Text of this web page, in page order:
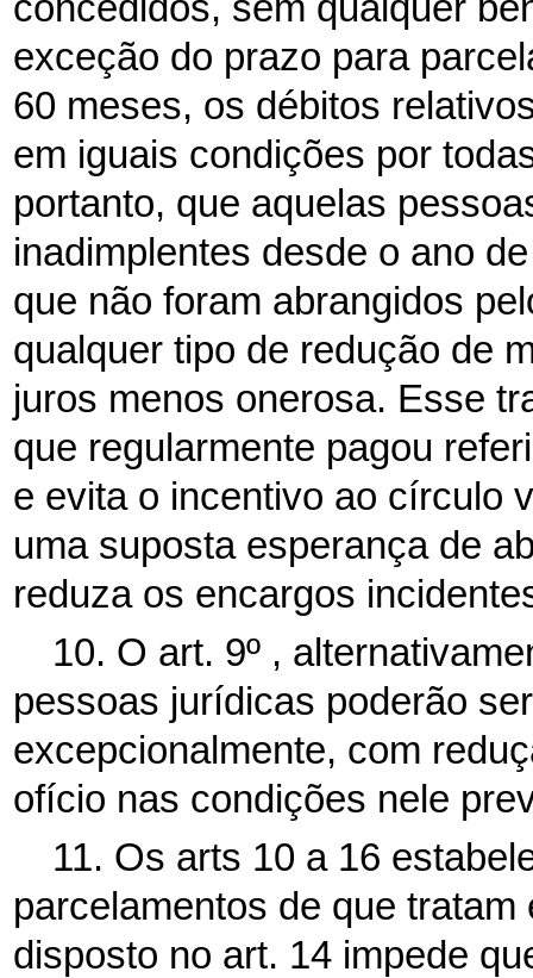
exceção do prazo para
60 meses, os débitos
em iguais condições por
portanto, que aquelas
inadimplentes desde o ano
que não foram abrangidos
qualquer tipo de redução de
juros menos onerosa. Esse
que regularmente pagou
e evita o incentivo ao círculo
uma suposta esperança de
reduza os encargos
10. O art. 9º ,
pessoas jurídicas poderão
excepcionalmente, com
ofício nas condições nele
11. Os arts 10 a 16
parcelamentos de que
disposto no art. 14 impede